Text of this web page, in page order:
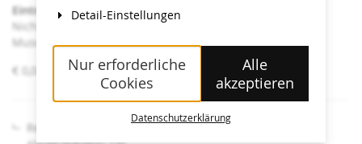
Eintritt Heidi Horten Collection
Nicht angeführte Ermäßigungen sind an der Kassa im
Museum erhältlich.
von
€ 0,00 – € 16,00
Regulär
Detail-Einstellungen
Nur erforderliche
Cookies
Alle
akzeptieren
Datenschutzerklärung